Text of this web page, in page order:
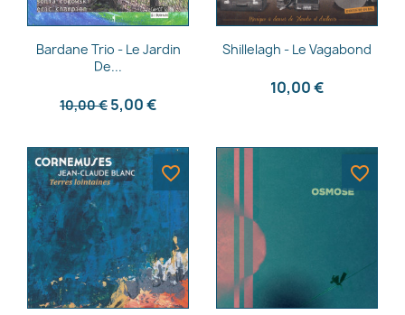
Aperçu rapide
Bardane Trio - Le Jardin
De...
10,00 € 5,00 €
Aperçu rapide
Shillelagh - Le Vagabond
10,00 €
favorite_border favorite_border